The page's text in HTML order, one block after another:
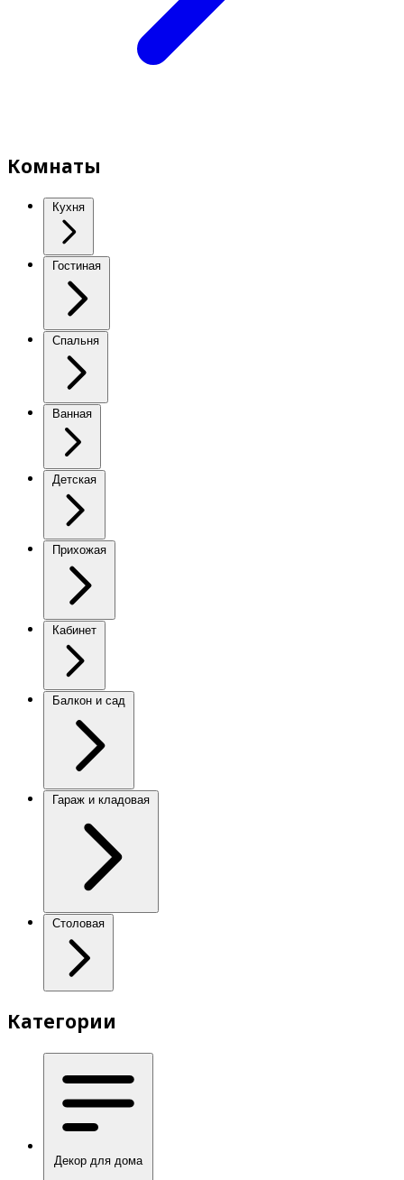
Комнаты
Кухня
Гостиная
Спальня
Ванная
Детская
Прихожая
Кабинет
Балкон и сад
Гараж и кладовая
Столовая
Категории
Декор для дома